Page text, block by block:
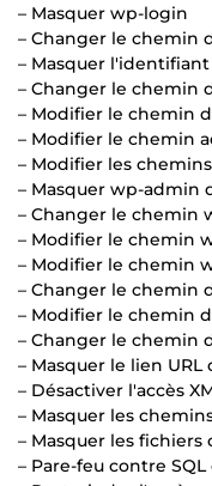
– Masquer wp-login
– Changer le chemin
– Masquer
– Changer le chemin
– Modifier le chemin
– Modifier le chemin
– Modifier les
– Masquer wp-admin
– Changer le chemin
– Modifier le chemin
– Modifier le chemin
– Changer le chemin
– Modifier le chemin
– Changer le chemin
– Masquer le lien URL
– Désactiver l'accès
– Masquer les
– Masquer les
– Pare-feu contre